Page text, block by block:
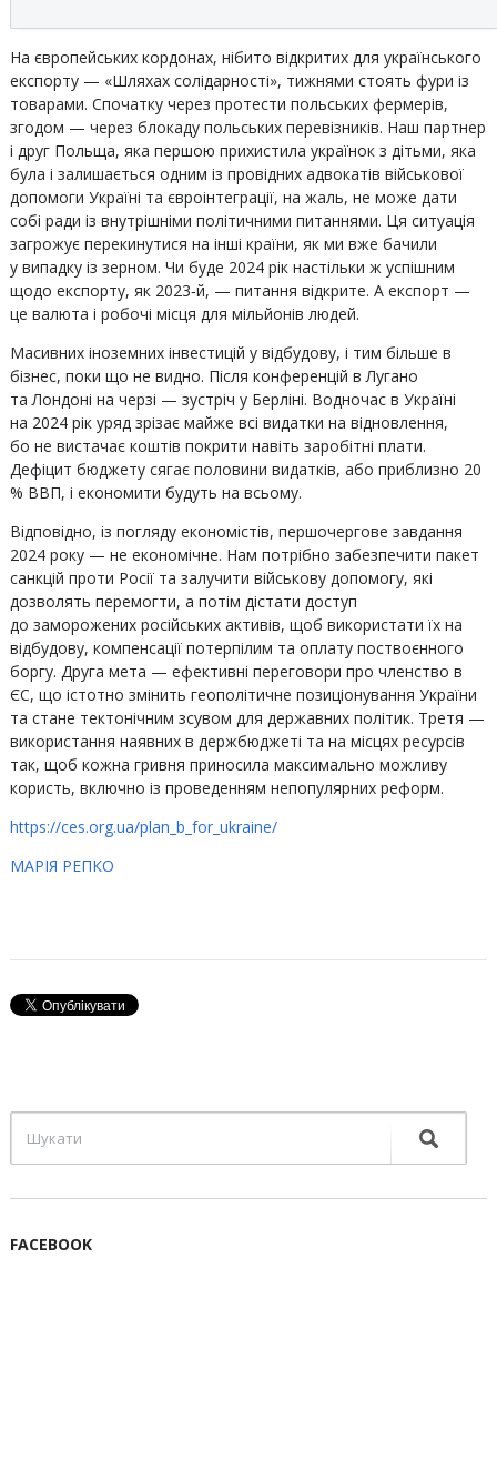
На європейських кордонах, нібито відкритих для українського
експорту — «Шляхах солідарності», тижнями стоять фури із
товарами. Спочатку через протести польських фермерів,
згодом — через блокаду польських перевізників. Наш партнер
і друг Польща, яка першою прихистила українок з дітьми, яка
була і залишається одним із провідних адвокатів військової
допомоги Україні та євроінтеграції, на жаль, не може дати
собі ради із внутрішніми політичними питаннями. Ця ситуація
загрожує перекинутися на інші країни, як ми вже бачили
у випадку із зерном. Чи буде 2024 рік настільки ж успішним
щодо експорту, як 2023‑й, — питання відкрите. А експорт —
це валюта і робочі місця для мільйонів людей.
Масивних іноземних інвестицій у відбудову, і тим більше в
бізнес, поки що не видно. Після конференцій в Лугано
та Лондоні на черзі — зустріч у Берліні. Водночас в Україні
на 2024 рік уряд зрізає майже всі видатки на відновлення,
бо не вистачає коштів покрити навіть заробітні плати.
Дефіцит бюджету сягає половини видатків, або приблизно 20
% ВВП, і економити будуть на всьому.
Відповідно, із погляду економістів, першочергове завдання
2024 року — не економічне. Нам потрібно забезпечити пакет
санкцій проти Росії та залучити військову допомогу, які
дозволять перемогти, а потім дістати доступ
до заморожених російських активів, щоб використати їх на
відбудову, компенсації потерпілим та оплату поствоєнного
боргу. Друга мета — ефективні переговори про членство в
ЄС, що істотно змінить геополітичне позиціонування України
та стане тектонічним зсувом для державних політик. Третя —
використання наявних в держбюджеті та на місцях ресурсів
так, щоб кожна гривня приносила максимально можливу
користь, включно із проведенням непопулярних реформ.
https://ces.org.ua/plan_b_for_ukraine/
МАРІЯ РЕПКО
FACEBOOK